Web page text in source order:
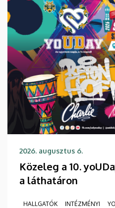
2026. augusztus 6.
Közeleg a 10.
a láthatáron
HALLGATÓK INTÉZMÉNYI